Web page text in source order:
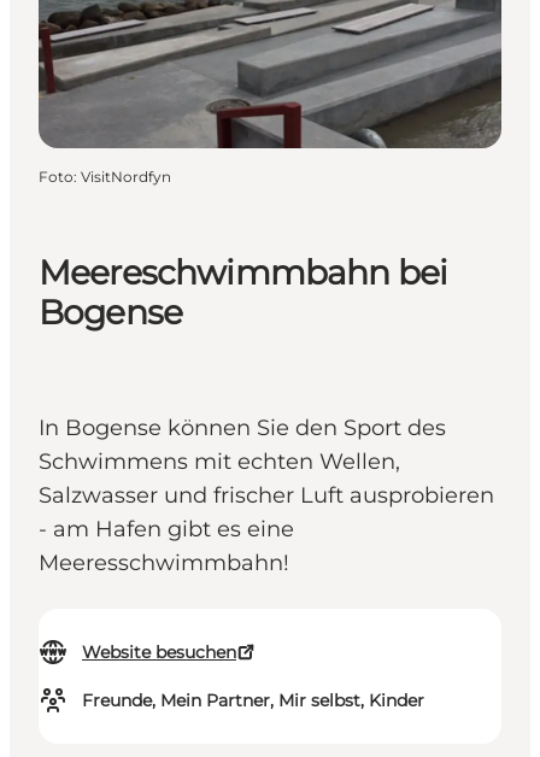
Erlebnisbuchung
Für Kinder
Meereschwimmbahn bei
Bogense
In Bogense können Sie den Sport des
Schwimmens mit echten Wellen,
Salzwasser und frischer Luft ausprobieren
- am Hafen gibt es eine
Meeresschwimmbahn!
Website besuchen
Freunde, Mein Partner, Mir selbst, Kinder
Foto: VisitNordfyn